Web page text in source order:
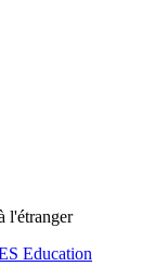
l'étranger
Education